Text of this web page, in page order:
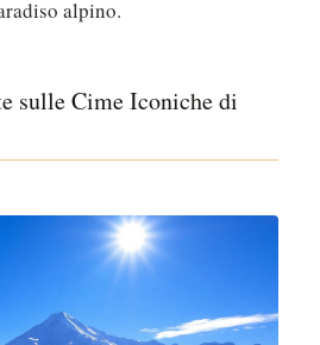
alpino.
sulle Cime Iconiche di